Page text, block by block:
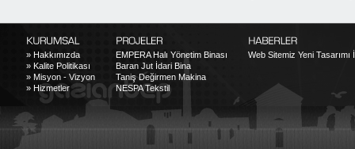
» Hakkımızda
» Kalite Politikası
» Misyon - Vizyon
» Hizmetler
EMPERA Halı Yönetim Binası
Baran Jut İdari Bina
Taniş Değirmen Makina
NESPA Tekstil
Web Sitemiz Yeni Tasarımı